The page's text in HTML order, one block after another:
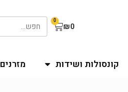
₪0
0
קונסולות ושידות מזרנים